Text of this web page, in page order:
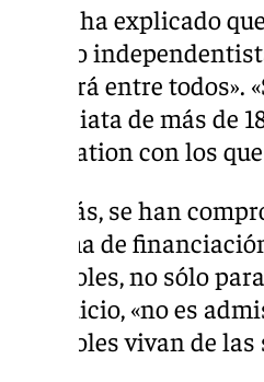
Feijóo ha explicado
el cupo
decidirá entre
inmediata de más de
Generation con los
Además, se han
sistema de
españoles, no sólo
a su juicio, «no es
españoles vivan de